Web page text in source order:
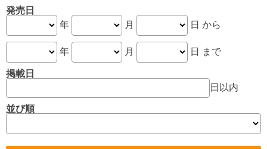
発売日
年
月
日 から
年
月
日 まで
掲載日
日以内
並び順